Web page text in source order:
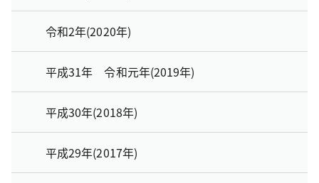
令和2年(2020年)
平成31年 令和元年(2019年)
平成30年(2018年)
平成29年(2017年)